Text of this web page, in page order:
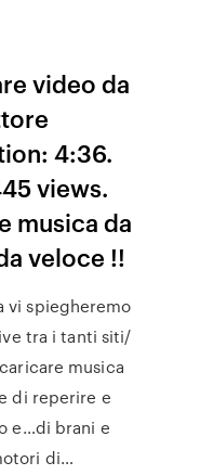
video da
4:36.
views.
musica da
veloce !!
vi spiegheremo
tra i tanti siti/
musica
di reperire e
e…di brani e
di…